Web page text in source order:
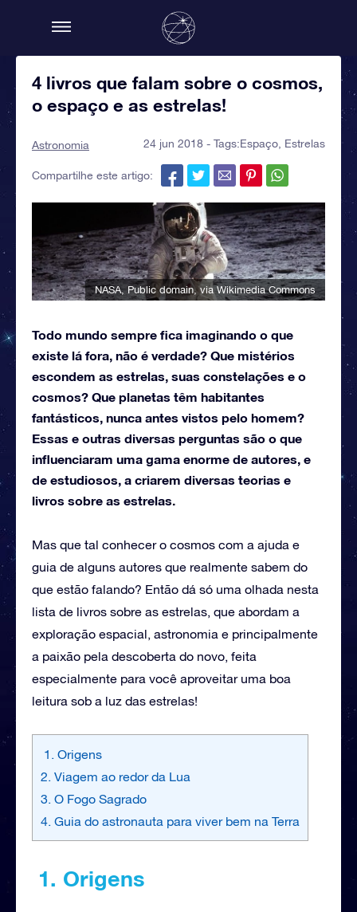
4 livros que falam sobre o cosmos,
o espaço e as estrelas!
Astronomia 24 jun 2018 - Tags:Espaço Estrelas
Compartilhe este artigo:
NASA , Public domain, via Wikimedia Commons
Todo mundo sempre fica imaginando o que
existe lá fora, não é verdade? Que mistérios
escondem as estrelas, suas constelações e o
cosmos? Que planetas têm habitantes
fantásticos, nunca antes vistos pelo homem?
Essas e outras diversas perguntas são o que
influenciaram uma gama enorme de autores, e
de estudiosos, a criarem diversas teorias e
livros sobre as estrelas.
Mas que tal conhecer o cosmos com a ajuda e
guia de alguns autores que realmente sabem do
que estão falando? Então dá só uma olhada nesta
lista de livros sobre as estrelas, que abordam a
exploração espacial, astronomia e principalmente
a paixão pela descoberta do novo, feita
especialmente para você aproveitar uma boa
leitura sob a luz das estrelas!
1. Origens
2. Viagem ao redor da Lua
3. O Fogo Sagrado
4. Guia do astronauta para viver bem na Terra
1. Origens